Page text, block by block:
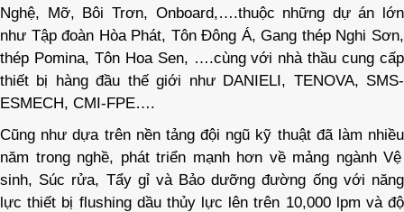
Nghệ, Mỡ, Bôi Trơn, Onboard,….thuộc những dự án lớn
như Tập đoàn Hòa Phát, Tôn Đông Á, Gang thép Nghi Sơn,
thép Pomina, Tôn Hoa Sen, ….cùng với nhà thầu cung cấp
thiết bị hàng đầu thế giới như DANIELI, TENOVA, SMS-
ESMECH, CMI-FPE….
Cũng như dựa trên nền tảng đội ngũ kỹ thuật đã làm nhiều
năm trong nghề, phát triển mạnh hơn về mảng ngành Vệ
sinh, Súc rửa, Tẩy gỉ và Bảo dưỡng đường ống với năng
lực thiết bị flushingdầu thủy lực lên trên 10,000 lpm và độ